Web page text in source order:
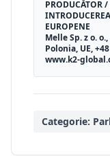
PRODUCĂTOR
EUROPENE
Melle Sp. z o.
Polonia, UE,
www.k2-
Categorie: